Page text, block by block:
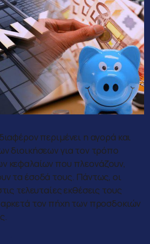
περιμένει η αγορά και
διοικήσεων για τον τρόπο
κεφαλαίων που πλεονάζουν,
τα έσοδά τους. Πάντως, οι
τελευταίες εκθέσεις τους
αρκετά τον πήχη των προσδοκιών